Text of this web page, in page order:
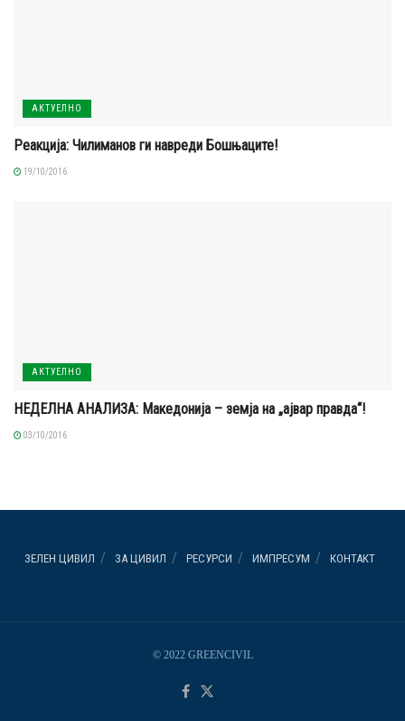
АКТУЕЛНО
Реакција: Чилиманов ги навреди Бошњаците!
19/10/2016
АКТУЕЛНО
НЕДЕЛНА АНАЛИЗА: Македонија – земја на „ајвар правда“!
03/10/2016
ЗЕЛЕН ЦИВИЛ ЗА ЦИВИЛ РЕСУРСИ ИМПРЕСУМ КОНТАКТ
© 2022 GREENCIVIL